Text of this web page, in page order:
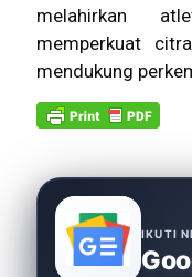
melahirkan
memperkuat
mendukung
IKUTI